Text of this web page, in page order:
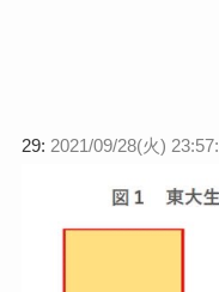
29: 2021/09/28(火)